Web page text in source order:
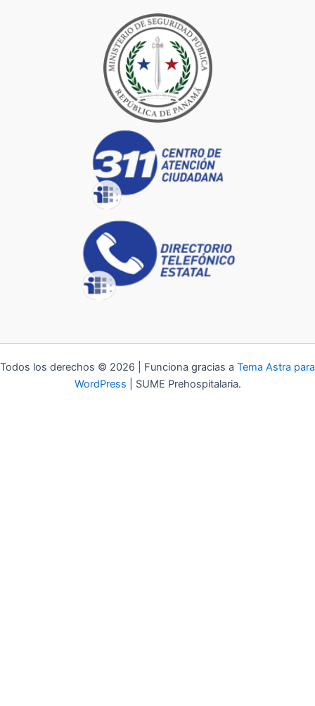
Todos los derechos © 2026 | Funciona gracias a Tema Astra para
WordPress | SUME Prehospitalaria.